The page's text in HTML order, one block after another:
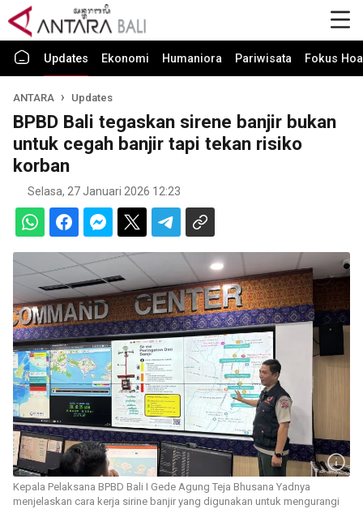
Updates Ekonomi Humaniora Pariwisata Fokus
ANTARA Updates
BPBD Bali tegaskan sirene banjir bukan
untuk cegah banjir tapi tekan risiko
korban
Selasa, 27 Januari 2026 12:23
Kepala Pelaksana BPBD Bali I Gede Agung Teja Bhusana Yadnya
menjelaskan cara kerja sirine banjir yang digunakan untuk mengurangi